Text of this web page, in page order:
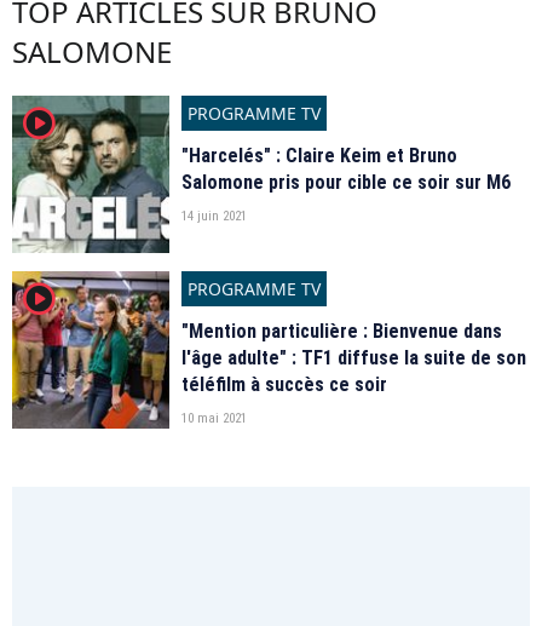
TOP ARTICLES SUR BRUNO
SALOMONE
player2
PROGRAMME TV
"Harcelés" : Claire Keim et Bruno
Salomone pris pour cible ce soir sur M6
14 juin 2021
player2
PROGRAMME TV
"Mention particulière : Bienvenue dans
l'âge adulte" : TF1 diffuse la suite de son
téléfilm à succès ce soir
10 mai 2021